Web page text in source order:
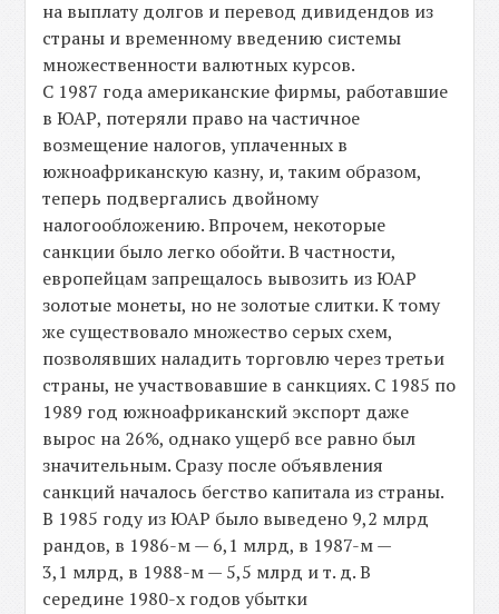
на выплату долгов и перевод дивидендов из
страны и временному введению системы
множественности валютных курсов.
С 1987 года американские фирмы, работавшие
в ЮАР, потеряли право на частичное
возмещение налогов, уплаченных в
южноафриканскую казну, и, таким образом,
теперь подвергались двойному
налогообложению. Впрочем, некоторые
санкции было легко обойти. В частности,
европейцам запрещалось вывозить из ЮАР
золотые монеты, но не золотые слитки. К тому
же существовало множество серых схем,
позволявших наладить торговлю через третьи
страны, не участвовавшие в санкциях. С 1985 по
1989 год южноафриканский экспорт даже
вырос на 26%, однако ущерб все равно был
значительным. Сразу после объявления
санкций началось бегство капитала из страны.
В 1985 году из ЮАР было выведено 9,2 млрд
рандов, в 1986-м — 6,1 млрд, в 1987-м —
3,1 млрд, в 1988-м — 5,5 млрд и т. д. В
середине 1980-х годов убытки